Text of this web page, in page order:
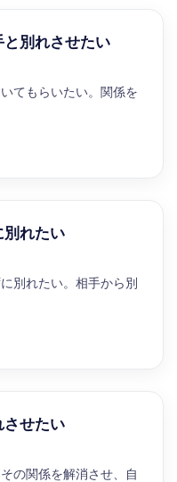
別れさせたい
てもらいたい。関係を
別れたい
別れたい。相手から別
させたい
の関係を解消させ、自